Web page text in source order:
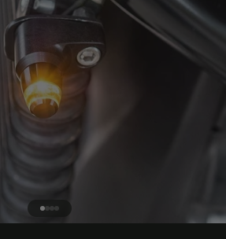
Aller à l'élément 1
Aller à l'élément 2
Aller à l'élément 3
Aller à l'élément 4